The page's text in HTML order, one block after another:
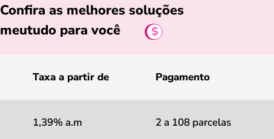
Confira as melhores soluções
meutudo para você
Taxa a partir de Pagamento
1,39% a.m 2 a 108 parcelas